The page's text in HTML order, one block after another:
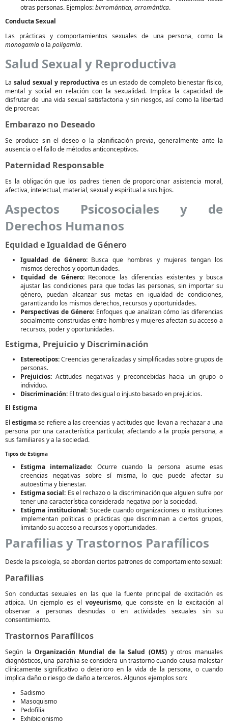
otras personas. Ejemplos:birromántica, arromántica.
Conducta Sexual
Las prácticas y comportamientos sexuales de una persona, como la
monogamiao la poligamia.
Salud Sexual y Reproductiva
La salud sexual y reproductivaes un estado de completo bienestar físico,
mental y social en relación con la sexualidad. Implica la capacidad de
disfrutar de una vida sexual satisfactoria y sin riesgos, así como la libertad
de procrear.
Embarazo no Deseado
Se produce sin el deseo o la planificación previa, generalmente ante la
ausencia o el fallo de métodos anticonceptivos.
Paternidad Responsable
Es la obligación que los padres tienen de proporcionar asistencia moral,
afectiva, intelectual, material, sexual y espiritual a sus hijos.
Aspectos Psicosociales y de
Derechos Humanos
Equidad e Igualdad de Género
Igualdad de Género:Busca que hombres y mujeres tengan los
mismos derechos y oportunidades.
Equidad de Género:Reconoce las diferencias existentes y busca
ajustar las condiciones para que todas las personas, sin importar su
género, puedan alcanzar sus metas en igualdad de condiciones,
garantizando los mismos derechos, recursos y oportunidades.
Perspectivas de Género: Enfoques que analizan cómo las diferencias
socialmente construidas entre hombres y mujeres afectan su acceso a
recursos, poder y oportunidades.
Estigma, Prejuicio y Discriminación
Estereotipos:Creencias generalizadas y simplificadas sobre grupos de
personas.
Prejuicios: Actitudes negativas y preconcebidas hacia un grupo o
individuo.
Discriminación: El trato desigual o injusto basado en prejuicios.
El Estigma
Elestigmase refiere a las creencias y actitudes que llevan a rechazar a una
persona por una característica particular, afectando a la propia persona, a
sus familiares y a la sociedad.
Tipos de Estigma
Estigma internalizado: Ocurre cuando la persona asume esas
creencias negativas sobre sí misma, lo que puede afectar su
autoestima y bienestar.
Estigma social: Es el rechazo o la discriminación que alguien sufre por
tener una característica considerada negativa por la sociedad.
Estigma institucional: Sucede cuando organizaciones o instituciones
implementan políticas o prácticas que discriminan a ciertos grupos,
limitando su acceso a recursos y oportunidades.
Parafilias y Trastornos Parafílicos
Desde la psicología, se abordan ciertos patrones de comportamiento sexual:
Parafilias
Son conductas sexuales en las que la fuente principal de excitación es
atípica. Un ejemplo es el voyeurismo, que consiste en la excitación al
observar a personas desnudas o en actividades sexuales sin su
consentimiento.
Trastornos Parafílicos
Según laOrganización Mundial de la Salud (OMS)y otros manuales
diagnósticos, una parafilia se considera un trastorno cuando causa malestar
clínicamente significativo o deterioro en la vida de la persona, o cuando
implica daño o riesgo de daño a terceros. Algunos ejemplos son:
Sadismo
Masoquismo
Pedofilia
Exhibicionismo